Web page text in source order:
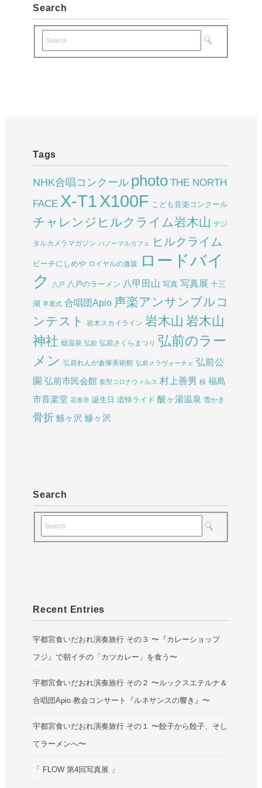
Search
Tags
NHK合唱コンクール photo THE NORTH
FACE X-T1X100F こども音楽コンクール
チャレンジヒルクライム岩木山 デジ
タルカメラマガジン パノーマルカフェ ヒルクライム
ビーチにしめや ロイヤルの激坂
ロードバイ
ク
八戸 八戸のラーメン 八甲田山 写真 写真展 十三
湖 卒業式 合唱団Apio 声楽アンサンブルコ
ンテスト
岩木スカイライン 岩木山 岩木山
神社 嶽温泉 弘前 弘前さくらまつり 弘前のラー
メン 弘前れんが倉庫美術館 弘前メラヴォーチェ 弘前公
園 弘前市民会館 新型コロナウィルス 村上善男 桜 福島
市音楽堂 花巻市 誕生日 追悼ライド 酸ヶ湯温泉 雪かき
骨折 鯵ヶ沢 鰺ヶ沢
Search
Recent Entries
宇都宮食いだおれ演奏旅行 その３ 〜『カレーショップ
フジ』で朝イチの「カツカレー」を食う〜
宇都宮食いだおれ演奏旅行 その２ 〜ルックスエテルナ＆
合唱団Apio 教会コンサート『ルネサンスの響き』〜
宇都宮食いだおれ演奏旅行 その１ 〜餃子から餃子、そし
てラーメンへ〜
「 FLOW 第4回写真展 」